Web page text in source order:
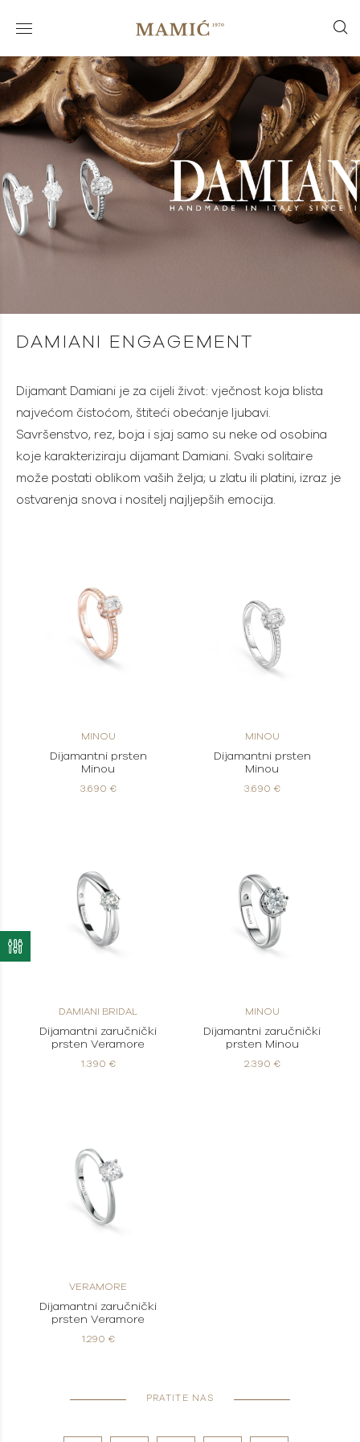
DAMIANI ENGAGEMENT
Dijamant Damiani je za cijeli život: vječnost koja blista
najvećom čistoćom, štiteći obećanje ljubavi.
Savršenstvo, rez, boja i sjaj samo su neke od osobina
koje karakteriziraju dijamant Damiani. Svaki solitaire
može postati oblikom vaših želja; u zlatu ili platini, izraz je
ostvarenja snova i nositelj najljepših emocija.
MINOU
Dijamantni prsten
Minou
3.690 €
MINOU
Dijamantni prsten
Minou
3.690 €
DAMIANI BRIDAL
Dijamantni zaručnički
prsten Veramore
1.390 €
MINOU
Dijamantni zaručnički
prsten Minou
2.390 €
VERAMORE
Dijamantni zaručnički
prsten Veramore
1.290 €
PRATITE NAS